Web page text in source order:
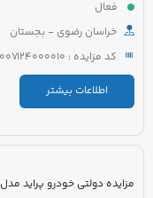
فعال
خراسان رضوی - بجستان
کد مزایده : 5221007124000010
اطلاعات بیشتر
مزایده دولتی خودرو پراید مدل 1388 رنگ سفید